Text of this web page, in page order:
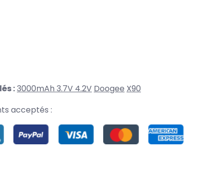
:3000mAh 3.7V 4.2V Doogee X90
acceptés :